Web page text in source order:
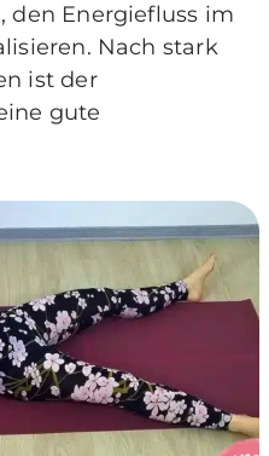
den Energiefluss im
Nach stark
ist der
gute